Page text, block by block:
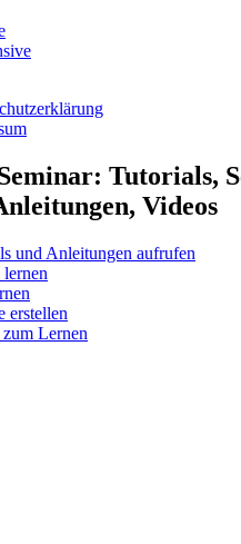
Tutorials,
Videos
und Anleitungen aufrufen
erstellen
Lernen